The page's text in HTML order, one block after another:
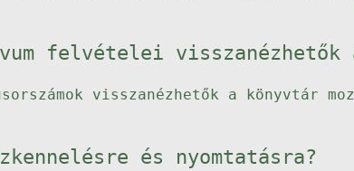
felvételei visszanézhetők
visszanézhetők a könyvtár
és nyomtatásra?